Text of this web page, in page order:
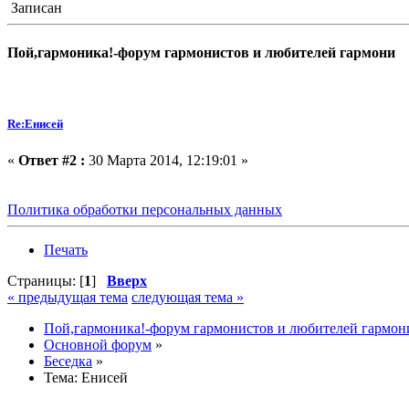
Записан
Пой,гармоника!-форум гармонистов и любителей гармони
Re:Енисей
« Ответ #2 : 30 Марта 2014, 12:19:01 »
Политика обработки персональных данных
Печать
Страницы: [1] Вверх
« предыдущая тема следующая тема »
Пой,гармоника!-форум гармонистов и любителей
Основной форум »
Беседка »
Тема: Енисей